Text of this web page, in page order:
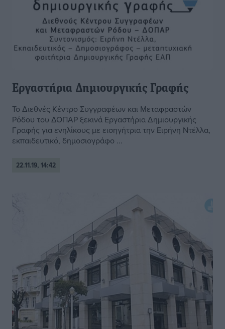
Εργαστήρια Δημιουργικής Γραφής
Το Διεθνές Κέντρο Συγγραφέων και Μεταφραστών
Ρόδου του ΔΟΠΑΡ ξεκινά Εργαστήρια Δημιουργικής
Γραφής για ενηλίκους με εισηγήτρια την Ειρήνη Ντέλλα,
εκπαιδευτικό, δημοσιογράφο ...
22.11.19, 14:42